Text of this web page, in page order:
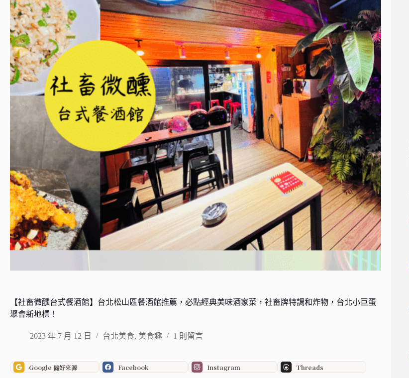
【社畜微醺台式餐酒館】台北松山區餐酒館推薦，必點經典美味酒家菜，社畜牌特調和炸物，台北小巨蛋
聚會新地標！
2023 年 7 月 12 日 台北美食, 美食趣 1 則留言
Google 偏好來源 Facebook Instagram Threads